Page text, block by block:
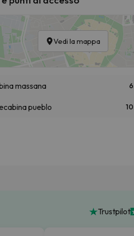
Vedi la mappa
massana
pueblo
Trustpilot